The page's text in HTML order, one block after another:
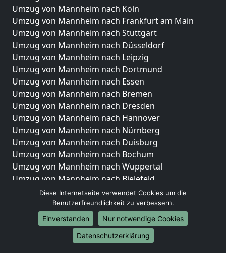
Umzug von Mannheim nach Köln
Umzug von Mannheim nach Frankfurt am Main
Umzug von Mannheim nach Stuttgart
Umzug von Mannheim nach Düsseldorf
Umzug von Mannheim nach Leipzig
Umzug von Mannheim nach Dortmund
Umzug von Mannheim nach Essen
Umzug von Mannheim nach Bremen
Umzug von Mannheim nach Dresden
Umzug von Mannheim nach Hannover
Umzug von Mannheim nach Nürnberg
Umzug von Mannheim nach Duisburg
Umzug von Mannheim nach Bochum
Umzug von Mannheim nach Wuppertal
Umzug von Mannheim nach Bielefeld
Umzug von Mannheim nach Bonn
Umzug von Mannheim nach Münster
Internationale-Umzüge
Umzug von Mannheim nach Brasilien
Diese Internetseite verwendet Cookies um die
Benutzerfreundlichkeit zu verbessern.
Einverstanden
Nur notwendige Cookies
Datenschutzerklärung